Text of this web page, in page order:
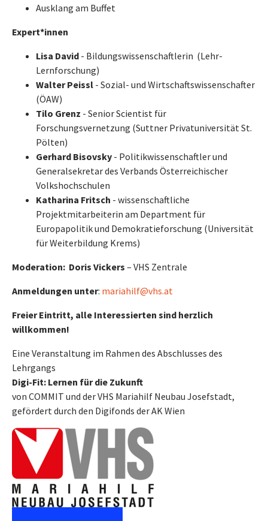
Ausklang am Buffet
Expert*innen
Lisa David - Bildungswissenschaftlerin (Lehr-
Lernforschung)
Walter Peissl - Sozial- und Wirtschaftswissenschafter
(ÖAW)
Tilo Grenz - Senior Scientist für
Forschungsvernetzung (Suttner Privatuniversität St.
Pölten)
Gerhard Bisovsky - Politikwissenschaftler und
Generalsekretar des Verbands Österreichischer
Volkshochschulen
Katharina Fritsch - wissenschaftliche
Projektmitarbeiterin am Department für
Europapolitik und Demokratieforschung (Universität
für Weiterbildung Krems)
Moderation: Doris Vickers – VHS Zentrale
Anmeldungen unter: mariahilf@vhs.at
Freier Eintritt, alle Interessierten sind herzlich
willkommen!
Eine Veranstaltung im Rahmen des Abschlusses des
Lehrgangs
Digi-Fit: Lernen für die Zukunft
von COMMIT und der VHS Mariahilf Neubau Josefstadt,
gefördert durch den Digifonds der AK Wien